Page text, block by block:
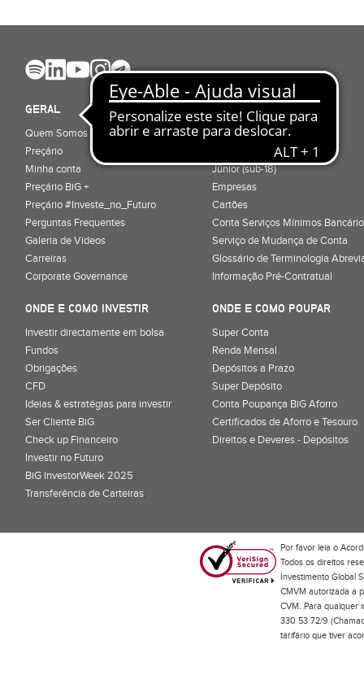
GERAL
Quem Somos
Preçário
Minha conta
Preçário BiG +
Preçário #Investe_no_Futuro
Perguntas Frequentes
Galeria de Vídeos
Carreiras
Corporate Governance
ABRIR CONTA
Porquê ser cliente
Júnior (sub-18)
Empresas
Cartões
Conta Serviços Mínimos
Serviço de Mudança de Conta
Glossário de Terminologia
Informação Pré-Contratual
ONDE E COMO INVESTIR
Investir directamente em bolsa
Fundos
Obrigações
CFD
Ideias & estratégias para investir
Ser Cliente BiG
Check up Financeiro
Investir no Futuro
BiG InvestorWeek 2025;
Transferência de Carteiras;
ONDE E COMO POUPAR
Super Conta
Renda Mensal
Depósitos a Prazo
Super Depósito
Conta Poupança BiG Aforro
Certificados de Aforro e Tesouro
Direitos e Deveres - Depósitos
Por favor leia o
Todos os direitos
Investimento Global
CMVM autorizada a
CVM. Para qualquer
330 53 72/9
tarifário que tiver